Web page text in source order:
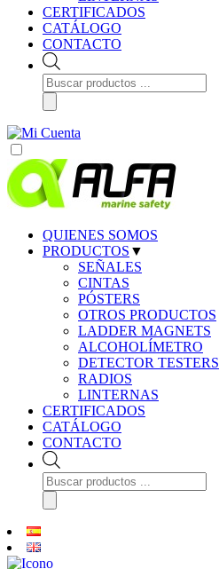
CERTIFICADOS
CATÁLOGO
CONTACTO
Búsqueda
de
productos
QUIENES SOMOS
PRODUCTOS ▼
SEÑALES
CINTAS
PÓSTERS
OTROS PRODUCTOS
LADDER MAGNETS
ALCOHOLÍMETRO
DETECTOR TESTERS
RADIOS
LINTERNAS
CERTIFICADOS
CATÁLOGO
CONTACTO
Búsqueda
de
productos